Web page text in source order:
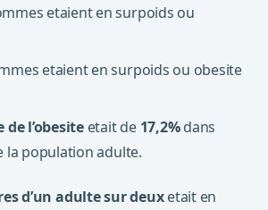
etaient en surpoids ou
etaient en surpoids ou obesite
de l’obesiteetait de 17,2%dans
la population adulte.
d’un adulte sur deuxetait en